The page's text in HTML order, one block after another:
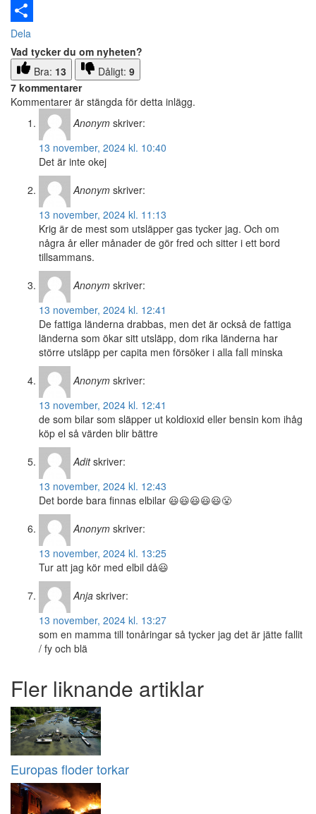
Email
Dela
Vad tycker du om nyheten?
Bra: 13 Dåligt: 9
7 kommentarer
Kommentarer är stängda för detta inlägg.
Anonym skriver:
13 november, 2024 kl. 10:40
Det är inte okej
Anonym skriver:
13 november, 2024 kl. 11:13
Krig är de mest som utsläpper gas tycker jag. Och om
några år eller månader de gör fred och sitter i ett bord
tillsammans.
Anonym skriver:
13 november, 2024 kl. 12:41
De fattiga länderna drabbas, men det är också de fattiga
länderna som ökar sitt utsläpp, dom rika länderna har
större utsläpp per capita men försöker i alla fall minska
Anonym skriver:
13 november, 2024 kl. 12:41
de som bilar som släpper ut koldioxid eller bensin kom ihåg
köp el så värden blir bättre
Adit skriver:
13 november, 2024 kl. 12:43
Det borde bara finnas elbilar 😃😃😃😃😃😤
Anonym skriver:
13 november, 2024 kl. 13:25
Tur att jag kör med elbil då😃
Anja skriver:
13 november, 2024 kl. 13:27
som en mamma till tonåringar så tycker jag det är jätte fallit
/ fy och blä
Fler liknande artiklar
Europas floder torkar